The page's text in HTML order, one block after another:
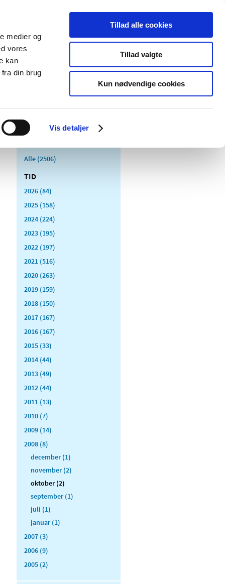
medier og
vores
kan
din brug
Vis detaljer
Tillad alle cookies
Tillad valgte
Kun nødvendige cookies
Særlige
produktområder
Alle (2506)
TID
2026 (84)
2025 (158)
2024 (224)
2023 (195)
2022 (197)
2021 (516)
2020 (263)
2019 (159)
2018 (150)
2017 (167)
2016 (167)
2015 (33)
2014 (44)
2013 (49)
2012 (44)
2011 (13)
2010 (7)
2009 (14)
2008 (8)
december (1)
november (2)
oktober (2)
september (1)
juli (1)
januar (1)
2007 (3)
2006 (9)
2005 (2)